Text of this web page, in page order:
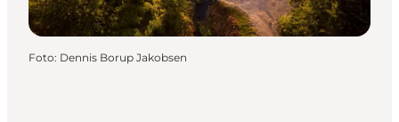
Foto: Dennis Borup Jakobsen